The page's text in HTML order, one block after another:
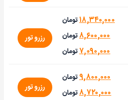
۱۸,۳۴۰,۰۰۰تومان
۸,۶۰۰,۰۰۰تومان
۷,۰۹۰,۰۰۰تومان
رزرو تور
۹,۸۰۰,۰۰۰تومان
۸,۷۲۰,۰۰۰تومان رزرو تور